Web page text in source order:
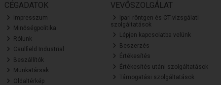
CÉGADATOK
Impresszum
Minőségpolitika
Rólunk
Caulfield Industrial
Beszállítók
Munkatársak
Oldaltérkép
VEVŐSZOLGÁLAT
Ipari röntgen és CT vizsgálati
szolgáltatások
Lépjen kapcsolatba velünk
Beszerzés
Értékesítés
Értékesítés utáni szolgáltatások
Támogatási szolgáltatások